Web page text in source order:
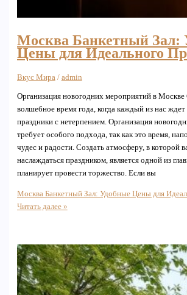
Москва Банкетный Зал:
Цены для Идеального
Вкус Мира / admin
Организация новогодних мероприятий в Москве
волшебное время года, когда каждый из нас
праздники с нетерпением. Организация
требует особого подхода, так как это время,
чудес и радости. Создать атмосферу, в которой
наслаждаться праздником, является одной из
планирует провести торжество. Если вы
Москва Банкетный Зал: Удобные Цены для
Читать далее »